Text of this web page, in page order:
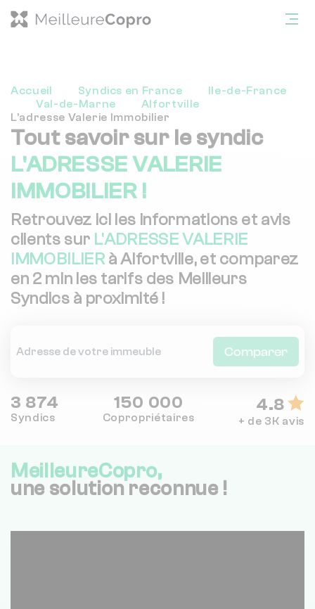
Accueil Syndics en France
Ile-de-France
Val-de-Marne
Alfortville
L'adresse Valerie Immobilier
Tout savoir sur le syndic
L'ADRESSE VALERIE
IMMOBILIER !
Retrouvez ici les informations et avis
clients sur L'ADRESSE VALERIE
IMMOBILIERà Alfortville, et comparez
en 2 min les tarifs des Meilleurs
Syndics à proximité !
Comparer
3 874
Syndics
150 000
Copropriétaires
4.8
+ de 3K avis
MeilleureCopro,
une solution reconnue !